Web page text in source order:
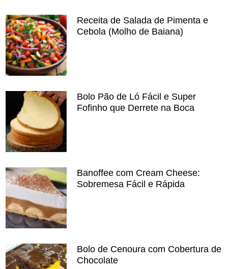
Receita de Salada de Pimenta e
Cebola (Molho de Baiana)
Bolo Pão de Ló Fácil e Super
Fofinho que Derrete na Boca
Banoffee com Cream Cheese:
Sobremesa Fácil e Rápida
Bolo de Cenoura com Cobertura de
Chocolate